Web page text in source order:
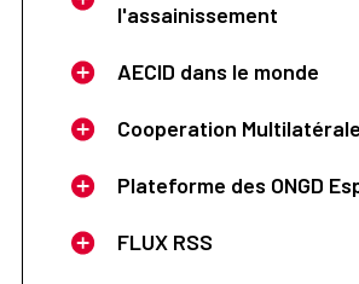
l'assainissement
AECID dans le monde
Cooperation Multilatérale
Plateforme des ONGD
FLUX RSS